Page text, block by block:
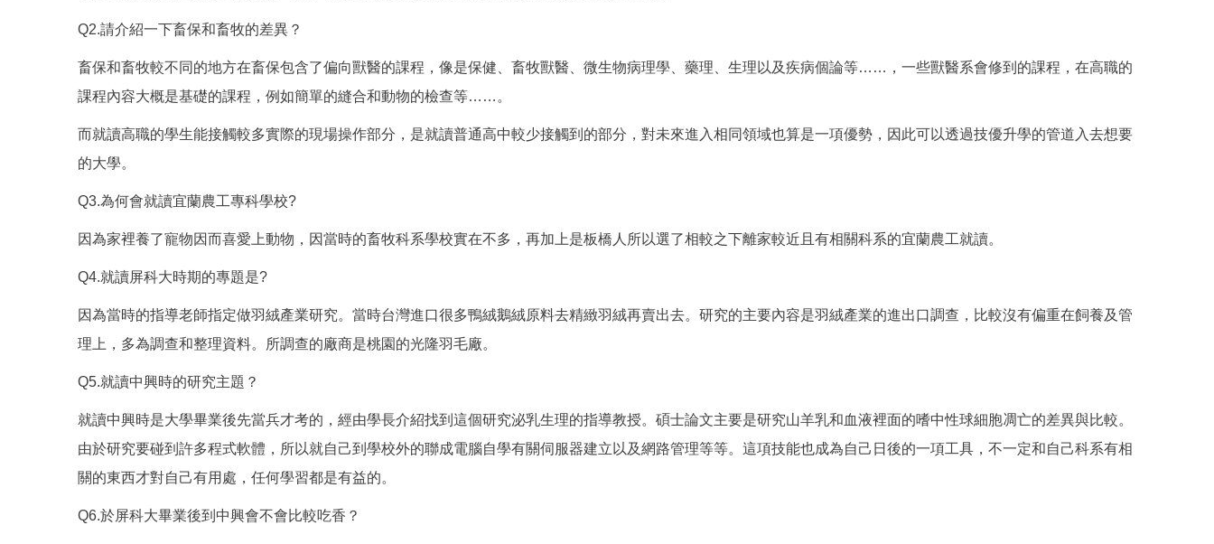
Q2.請介紹一下畜保和畜牧的差異？
畜保和畜牧較不同的地方在畜保包含了偏向獸醫的課程，像是保健、畜牧獸醫、微生物病理學、藥理、生理以及疾病個論等……，一些獸醫系會修到的課程，在高職的
課程內容大概是基礎的課程，例如簡單的縫合和動物的檢查等……。
而就讀高職的學生能接觸較多實際的現場操作部分，是就讀普通高中較少接觸到的部分，對未來進入相同領域也算是一項優勢，因此可以透過技優升學的管道入去想要
的大學。
Q3.為何會就讀宜蘭農工專科學校?
因為家裡養了寵物因而喜愛上動物，因當時的畜牧科系學校實在不多，再加上是板橋人所以選了相較之下離家較近且有相關科系的宜蘭農工就讀。
Q4.就讀屏科大時期的專題是?
因為當時的指導老師指定做羽絨產業研究。當時台灣進口很多鴨絨鵝絨原料去精緻羽絨再賣出去。研究的主要內容是羽絨產業的進出口調查，比較沒有偏重在飼養及管
理上，多為調查和整理資料。所調查的廠商是桃園的光隆羽毛廠。
Q5.就讀中興時的研究主題？
就讀中興時是大學畢業後先當兵才考的，經由學長介紹找到這個研究泌乳生理的指導教授。碩士論文主要是研究山羊乳和血液裡面的嗜中性球細胞凋亡的差異與比較。
由於研究要碰到許多程式軟體，所以就自己到學校外的聯成電腦自學有關伺服器建立以及網路管理等等。這項技能也成為自己日後的一項工具，不一定和自己科系有相
關的東西才對自己有用處，任何學習都是有益的。
Q6.於屏科大畢業後到中興會不會比較吃香？